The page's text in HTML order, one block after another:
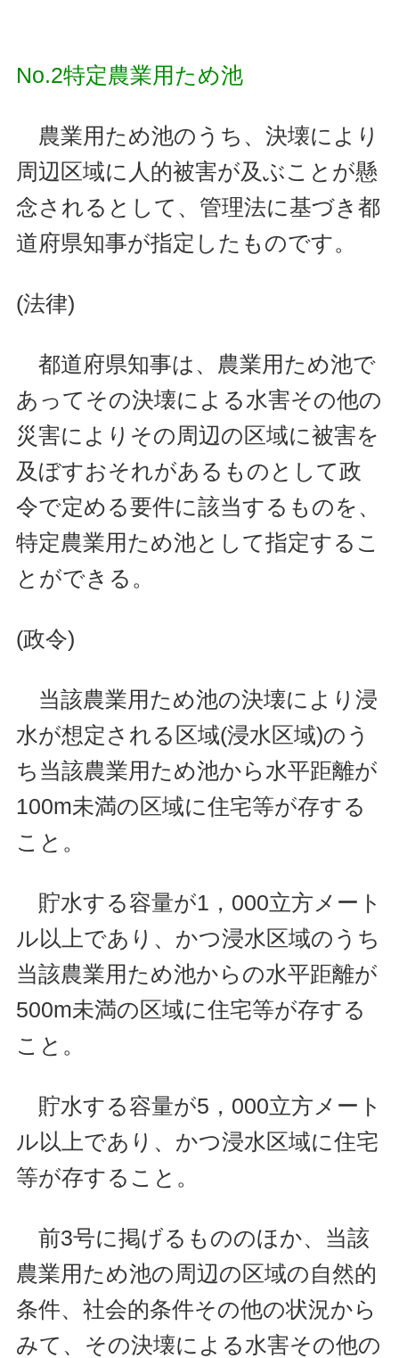
No.2特定農業用ため池
農業用ため池のうち、決壊により
周辺区域に人的被害が及ぶことが懸
念されるとして、管理法に基づき都
道府県知事が指定したものです。
(法律)
都道府県知事は、農業用ため池で
あってその決壊による水害その他の
災害によりその周辺の区域に被害を
及ぼすおそれがあるものとして政
令で定める要件に該当するものを、
特定農業用ため池として指定するこ
とができる。
(政令)
当該農業用ため池の決壊により浸
水が想定される区域(浸水区域)のう
ち当該農業用ため池から水平距離が
100m未満の区域に住宅等が存する
こと。
貯水する容量が1，000立方メート
ル以上であり、かつ浸水区域のうち
当該農業用ため池からの水平距離が
500m未満の区域に住宅等が存する
こと。
貯水する容量が5，000立方メート
ル以上であり、かつ浸水区域に住宅
等が存すること。
前3号に掲げるもののほか、当該
農業用ため池の周辺の区域の自然的
条件、社会的条件その他の状況から
みて、その決壊による水害その他の